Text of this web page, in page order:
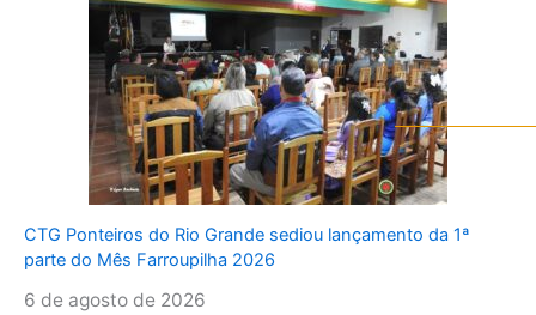
CTG Ponteiros do Rio Grande sediou lançamento da 1ª
parte do Mês Farroupilha 2026
6 de agosto de 2026